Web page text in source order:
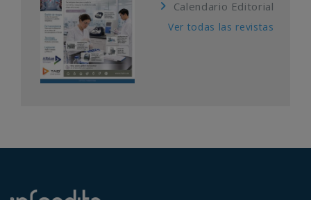
Calendario Editorial
Ver todas las revistas